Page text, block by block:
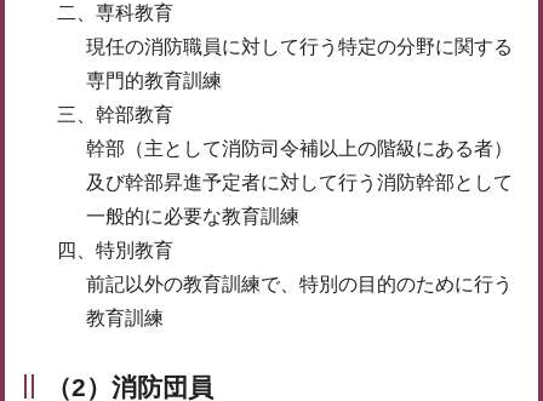
二、専科教育
現任の消防職員に対して行う特定の分野に関する
専門的教育訓練
三、幹部教育
幹部（主として消防司令補以上の階級にある者）
及び幹部昇進予定者に対して行う消防幹部として
一般的に必要な教育訓練
四、特別教育
前記以外の教育訓練で、特別の目的のために行う
教育訓練
（2）消防団員